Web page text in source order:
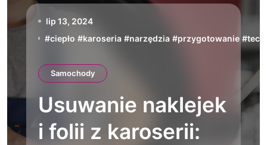
lip 13, 2024
#ciepło #karoseria #narzędzia #przygotowanie #
Samochody
Usuwanie naklejek
i folii z karoserii: